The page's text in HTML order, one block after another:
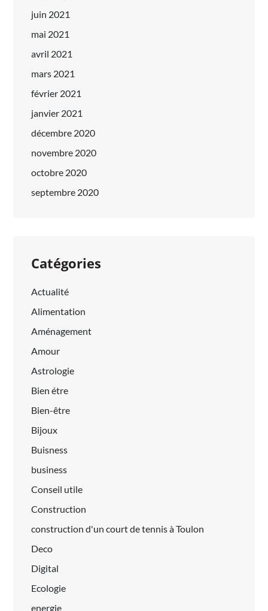
juin 2021
mai 2021
avril 2021
mars 2021
février 2021
janvier 2021
décembre 2020
novembre 2020
octobre 2020
septembre 2020
Catégories
Actualité
Alimentation
Aménagement
Amour
Astrologie
Bien étre
Bien-être
Bijoux
Buisness
business
Conseil utile
Construction
construction d'un court de tennis à Toulon
Deco
Digital
Ecologie
energie